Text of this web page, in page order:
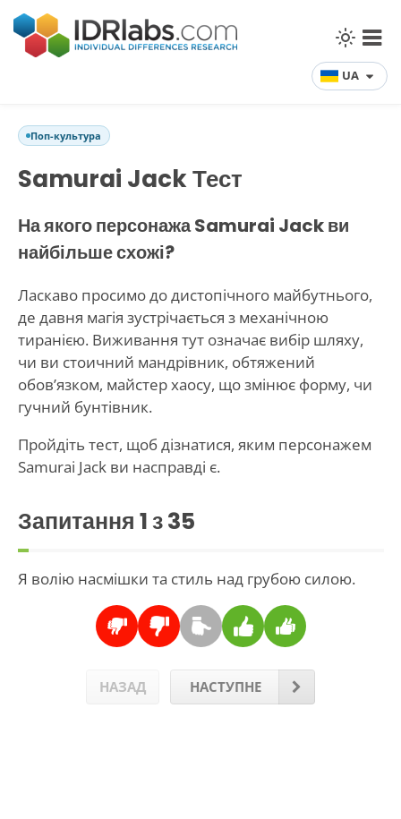
UA
Поп-культура
Samurai Jack Тест
На якого персонажа Samurai Jack ви
найбільше схожі?
Ласкаво просимо до дистопічного майбутнього,
де давня магія зустрічається з механічною
тиранією. Виживання тут означає вибір шляху,
чи ви стоичний мандрівник, обтяжений
обов’язком, майстер хаосу, що змінює форму, чи
гучний бунтівник.
Пройдіть тест, щоб дізнатися, яким персонажем
Samurai Jack ви насправді є.
Запитання 1з 35
Я волію насмішки та стиль над грубою силою.
НАЗАД НАСТУПНЕ